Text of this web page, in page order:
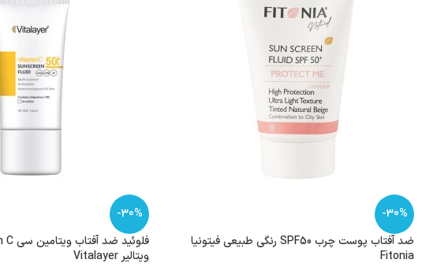
-30%
ضد آفتاب پوست چرب SPF50 رنگی طبیعی فیتونیا
Fitonia
-30%
ویتالیر Vitalayer